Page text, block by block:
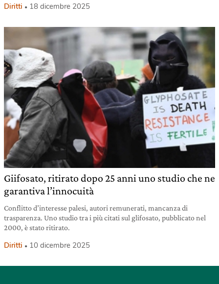
Diritti 18 dicembre 2025
Giifosato, ritirato dopo 25 anni uno studio che ne
garantiva l’innocuità
Conflitto d’interesse palesi, autori remunerati, mancanza di
trasparenza. Uno studio tra i più citati sul glifosato, pubblicato nel
2000, è stato ritirato.
Diritti 10 dicembre 2025